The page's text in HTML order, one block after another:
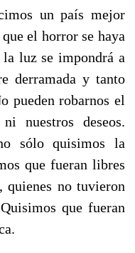
un país mejor
el horror se haya
luz se impondrá a
derramada y tanto
pueden robarnos el
nuestros deseos.
sólo quisimos la
que fueran libres
quienes no tuvieron
que fueran